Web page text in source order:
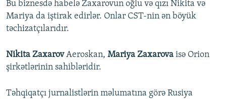
Bu biznesdə habelə Zaxarovun oğlu və qızı Nikita və
Mariya da iştirak edirlər. Onlar CST-nin ən böyük
təchizatçılarıdır.
Nikita ZaxarovAeroskan, Mariya Zaxarova isə Orion
şirkətlərinin sahibləridir.
Təhqiqatçı jurnalistlərin məlumatına görə Rusiya